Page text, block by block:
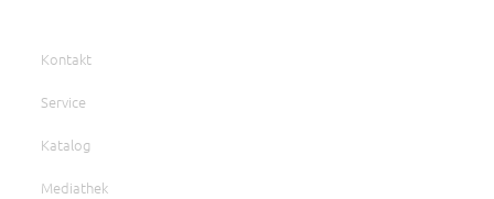
Kontakt
Service
Katalog
Mediathek